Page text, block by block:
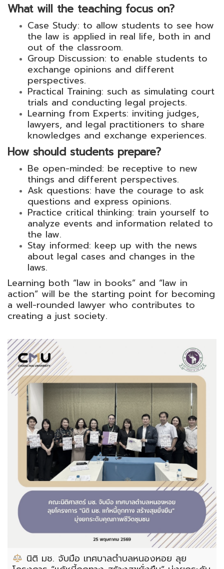
What will the teaching focus on?
Case Study: to allow students to see how
the law is applied in real life, both in and
out of the classroom.
Group Discussion: to enable students to
exchange opinions and different
perspectives.
Practical Training: such as simulating court
trials and conducting legal projects.
Learning from Experts: inviting judges,
lawyers, and legal practitioners to share
knowledges and exchange experiences.
How should students prepare?
Be open-minded: be receptive to new
things and different perspectives.
Ask questions: have the courage to ask
questions and express opinions.
Practice critical thinking: train yourself to
analyze events and information related to
the law.
Stay informed: keep up with the news
about legal cases and changes in the
laws.
Learning both “law in books” and “law in
action” will be the starting point for becoming
a well-rounded lawyer who contributes to
creating a just society.
นิติ มช. จับมือ เทศบาลตำบลหนองหอย ลุย